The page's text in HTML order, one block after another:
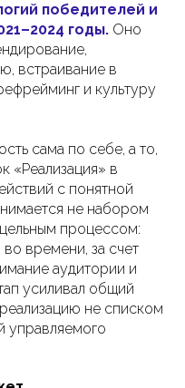
победителей и
годы. Оно
встраивание в
и культуру
сама по себе, а то,
«Реализация» в
с понятной
не набором
процессом:
времени, за счет
аудитории и
усиливал общий
не списком
управляемого